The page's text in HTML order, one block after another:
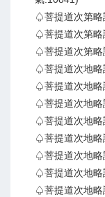
♤菩提道次第略
♤菩提道次第略
♤菩提道次第略
♤菩提道次地略
♤菩提道次地略
♤菩提道次地略
♤菩提道次地略
♤菩提道次地略
♤菩提道次地略
♤菩提道次地略
♤菩提道次地略